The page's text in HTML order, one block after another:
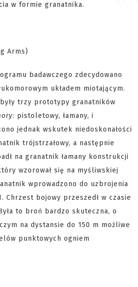
w formie granatnika.
badawczego zdecydowano
układem miotającym.
trzy prototypy granatników
: pistoletowy, łamany, i
jednak wskutek niedoskonałości
trójstrzałowy, a następnie
na granatnik łamany konstrukcji
wzorował się na myśliwskiej
wprowadzono do uzbrojenia
Chrzest bojowy przeszedł w czasie
to broń bardzo skuteczna, o
na dystansie do 150 m możliwe
punktowych ogniem